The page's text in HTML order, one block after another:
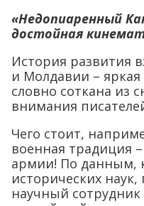
«Недопиаренный
достойная
История развития
и Молдавии –
словно соткана из
внимания
Чего стоит,
военная традиция
армии! По данным,
исторических
научный сотрудник